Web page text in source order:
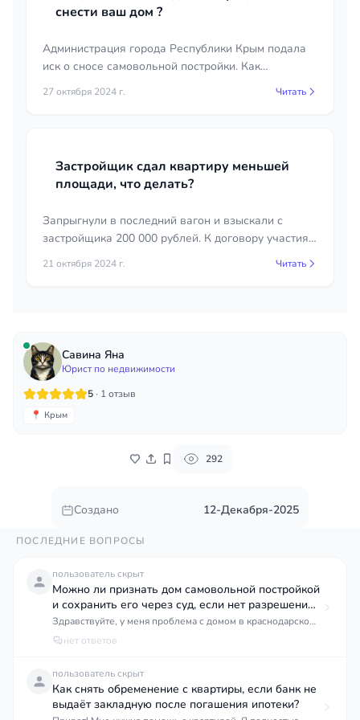
Савина Яна
Юрист по недвижимости
5· 1 отзыв
📍 Крым
292
Создано 12-Декабря-2025
снести ваш дом ?
Администрация города Республики Крым подала
иск о сносе самовольной постройки. Как
противостоять незаконному сносу собственного
27 октября 2024 г. Читать
Застройщик сдал квартиру меньшей
площади, что делать?
Запрыгнули в последний вагон и взыскали с
застройщика 200 000 рублей. К договору участия
в долевом строительстве с 1 сентября 2024 года
21 октября 2024 г. Читать
ПОСЛЕДНИЕ ВОПРОСЫ
пользователь скрыт
Можно ли признать дом самовольной постройкой
и сохранить его через суд, если нет разрешения
на строительство?
Здравствуйте, у меня проблема с домом в краснодарском
районе. Несколько лет назад купил земельный участок и
нём, но недавно от администрации пришло уведомление
о самовольной постройке, мол нет разрешения на
строительство и вообще предписывают его снести.
нет ответов
пользователь скрыт
Как снять обременение с квартиры, если банк не
выдаёт закладную после погашения ипотеки?